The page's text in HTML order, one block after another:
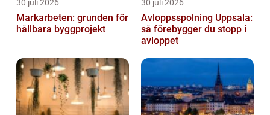
30 juli 2026
Markarbeten: grunden för
hållbara byggprojekt
30 juli 2026
Avloppsspolning Uppsala:
så förebygger du stopp i
avloppet